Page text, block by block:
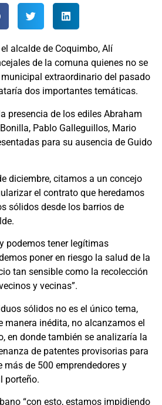
alcalde de Coquimbo, Alí
de la comuna quienes no se
extraordinario del pasado
dos importantes temáticas.
presencia de los ediles Abraham
Pablo Galleguillos, Mario
para su ausencia de Guido
diciembre, citamos a un concejo
el contrato que heredamos
sólidos desde los barrios de
podemos tener legítimas
poner en riesgo la salud de la
tan sensible como la recolección
y vecinas”.
sólidos no es el único tema,
manera inédita, no alcanzamos el
en donde también se analizaría la
de patentes provisorias para
de 500 emprendedores y
porteño.
“con esto, estamos impidiendo